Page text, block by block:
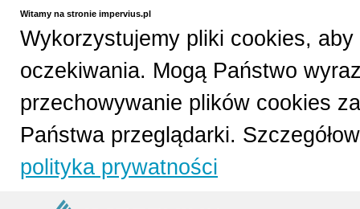
Witamy na stronie impervius.pl
Wykorzystujemy pliki cookies, aby
oczekiwania. Mogą Państwo
przechowywanie plików cookies
Państwa przeglądarki.
polityka prywatności